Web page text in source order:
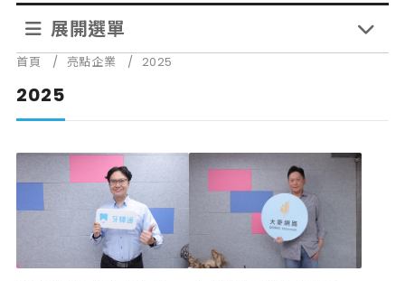
展開選單
首頁 / 亮點企業 / 2025
2025